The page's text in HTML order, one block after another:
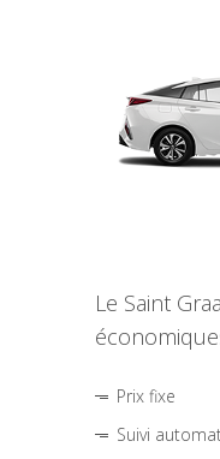
Le Saint
Prix fixe
Suivi